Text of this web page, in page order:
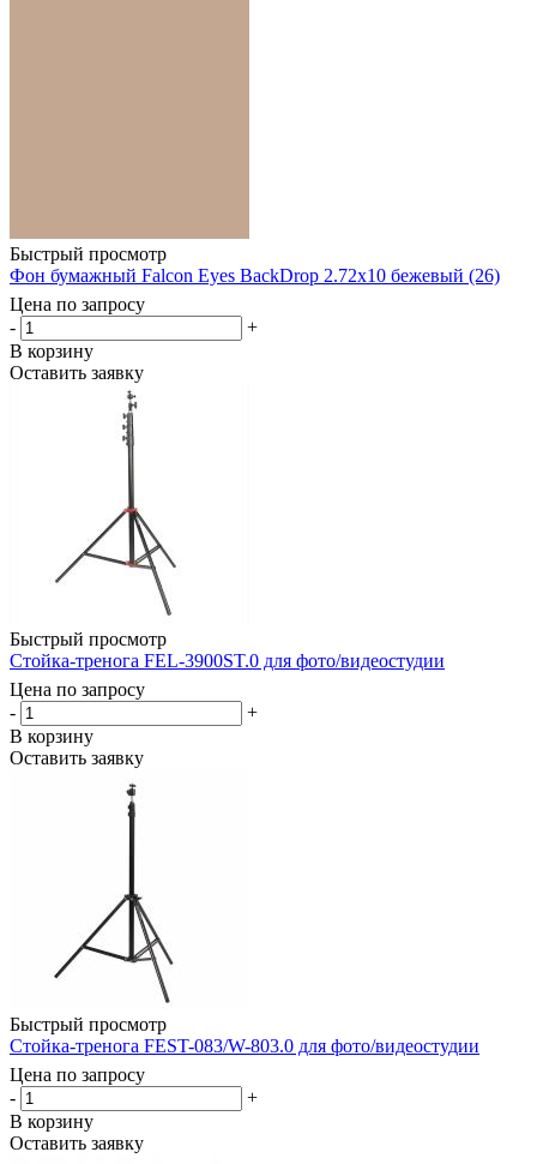
Быстрый просмотр
Фон бумажный Falcon Eyes BackDrop 2.72x10 бежевый (26)
Цена по запросу
-
+
В корзину
Оставить заявку
Быстрый просмотр
Стойка-тренога FEL-3900ST.0 для фото/видеостудии
Цена по запросу
-
+
В корзину
Оставить заявку
Быстрый просмотр
Стойка-тренога FEST-083/W-803.0 для фото/видеостудии
Цена по запросу
-
+
В корзину
Оставить заявку